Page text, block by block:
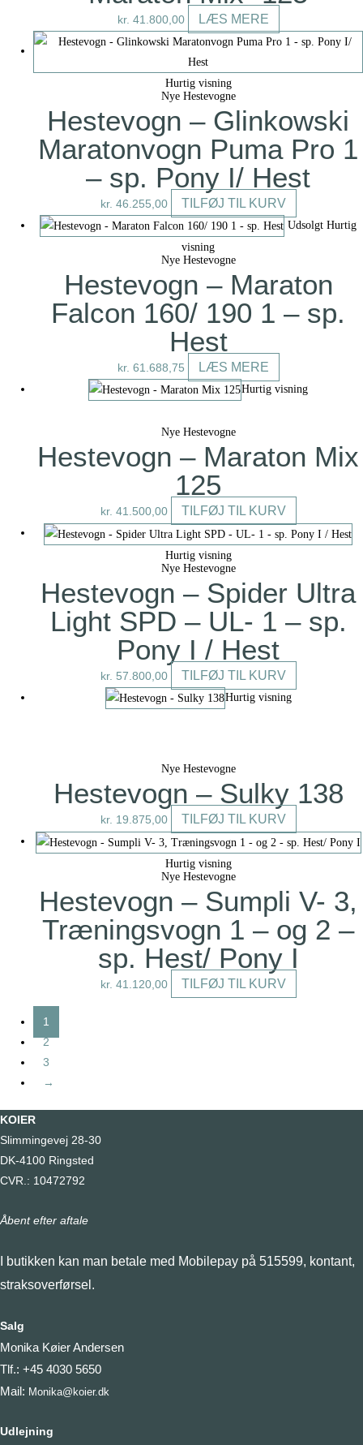
kr. 41.800,00 LÆS MERE
Hurtig visning
Nye Hestevogne
Hestevogn – Glinkowski
Maratonvogn Puma Pro 1
– sp. Pony I/ Hest
kr. 46.255,00 TILFØJ TIL KURV
Udsolgt Hurtig
visning
Nye Hestevogne
Hestevogn – Maraton
Falcon 160/ 190 1 – sp.
Hest
kr. 61.688,75 LÆS MERE
Hurtig visning
Nye Hestevogne
Hestevogn – Maraton Mix
125
kr. 41.500,00 TILFØJ TIL KURV
Hurtig visning
Nye Hestevogne
Hestevogn – Spider Ultra
Light SPD – UL- 1 – sp.
Pony I / Hest
kr. 57.800,00 TILFØJ TIL KURV
Hurtig visning
Nye Hestevogne
Hestevogn – Sulky 138
kr. 19.875,00 TILFØJ TIL KURV
Hurtig visning
Nye Hestevogne
Hestevogn – Sumpli V- 3,
Træningsvogn 1 – og 2 –
sp. Hest/ Pony I
kr. 41.120,00 TILFØJ TIL KURV
1
2
3
→
KOIER
Slimmingevej 28-30
DK-4100 Ringsted
CVR.: 10472792
Åbent efter aftale
I butikken kan man betale med Mobilepay på 515599, kontant,
straksoverførsel.
Salg
Monika Køier Andersen
Tlf.: +45 4030 5650
Mail: Monika@koier.dk
Udlejning